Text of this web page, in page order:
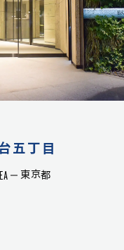
五丁目
東京都